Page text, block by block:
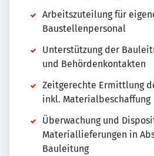
Arbeitszuteilung für
Baustellenpersonal
Unterstützung der
und Behördenkontakten
Zeitgerechte Ermittlung
inkl. Materialbeschaffung
Überwachung und
Materiallieferungen in
Bauleitung